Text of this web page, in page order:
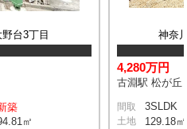
台3丁目
築
㎡
神奈
4,280万円
古淵駅 松が丘
間取 3SLDK
土地 129.18㎡